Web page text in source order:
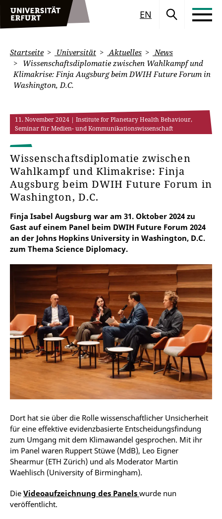
EN
Startseite Universität Aktuelles
News
Wissenschaftsdiplomatie zwischen Wahlkampf und
Klimakrise: Finja Augsburg beim DWIH Future Forum in
Washington, D.C.
11. November 2024 | Institute for Planetary Health Behaviour,
Seminar für Medien- und Kommunikationswissenschaft
Wissenschaftsdiplomatie zwischen
Wahlkampf und Klimakrise: Finja
Augsburg beim DWIH Future Forum in
Washington, D.C.
Finja Isabel Augsburg war am 31. Oktober 2024 zu
Gast auf einem Panel beim DWIH Future Forum 2024
an der Johns Hopkins University in Washington, D.C.
zum Thema Science Diplomacy.
Dort hat sie über die Rolle wissenschaftlicher Unsicherheit
für eine effektive evidenzbasierte Entscheidungsfindung
zum Umgang mit dem Klimawandel gesprochen. Mit ihr
im Panel waren Ruppert Stüwe (MdB), Leo Eigner
Shearmur (ETH Zürich) und als Moderator Martin
Waehlisch (University of Birmingham).
Die Videoaufzeichnung des Panels wurde nun
veröffentlicht.